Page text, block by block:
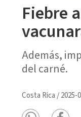
Fiebre
Además,
del carné.
Costa Rica /2025-